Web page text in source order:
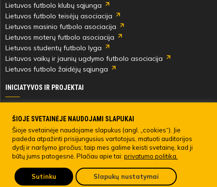
Lietuvos futbolo klubų sąjunga
Lietuvos futbolo teisėjų asociacija
Lietuvos masinio futbolo asociacija
Lietuvos moterų futbolo asociacija
Lietuvos studentų futbolo lyga
Lietuvos vaikų ir jaunių ugdymo futbolo asociacija
Lietuvos futbolo žaidėjų sąjunga
INICIATYVOS IR PROJEKTAI
Paramos fondai
Medicinos centras
Live Your Goals
© 2022 LIETUVOS FUTBOLO FEDERACIJA. Visos teisės saugomos.
Pateikti anoniminį skundą
ŠIOJE SVETAINĖJE NAUDOJAMI SLAPUKAI
Šioje svetainėje naudojame slapukus (angl. „cookies“). Jie
padeda atpažinti prisijungusius vartotojus, matuoti auditorijos
dydį ir naršymo įpročius; taip mes galime keisti svetainę, kad ji
būtų jums patogesnė. Plačiau apie tai: privatumo politika.
Sutinku Slapukų nustatymai